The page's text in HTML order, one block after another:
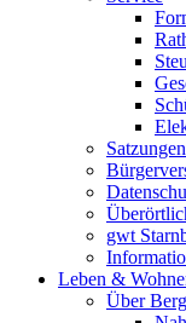
gwt
Leben &
Über Berg